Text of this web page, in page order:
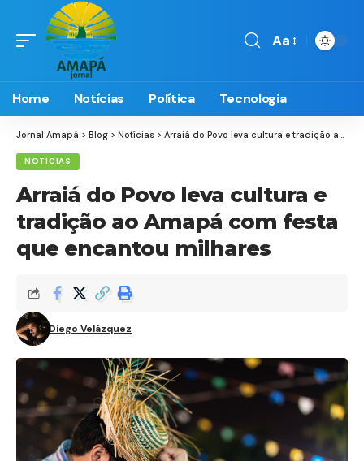
Font
Aa
Home Notícias Política Tecnologia
Jornal Amapá > Blog > Notícias > Arraiá do Povo leva cultura e tradição ao Amapá com festa que encantou milhares
NOTÍCIAS
Arraiá do Povo leva cultura e
tradição ao Amapá com festa
que encantou milhares
Diego Velázquez